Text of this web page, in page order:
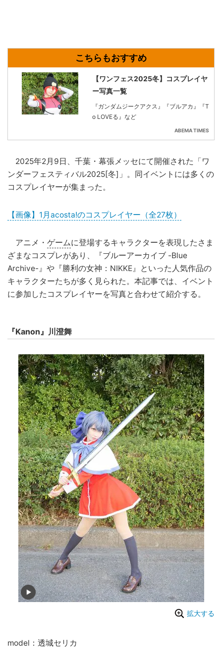
【ワンフェス2025冬】コスプレイヤ
ー写真一覧
『ガンダムジークアクス』『ブルアカ』『T
o LOVEる』など
ABEMA TIMES
2025年2月9日、千葉・幕張メッセにて開催された「ワ
ンダーフェスティバル2025[冬]」。同イベントには多くの
コスプレイヤーが集まった。
【画像】1月acosta!のコスプレイヤー（全27枚）
アニメ・ ゲームに登場するキャラクターを表現したさま
ざまなコスプレがあり、『ブルーアーカイブ -Blue
Archive-』や『勝利の女神：NIKKE』といった人気作品の
キャラクターたちが多く見られた。本記事では、イベント
に参加したコスプレイヤーを写真と合わせて紹介する。
『Kanon』川澄舞
拡大する
model：透城セリカ